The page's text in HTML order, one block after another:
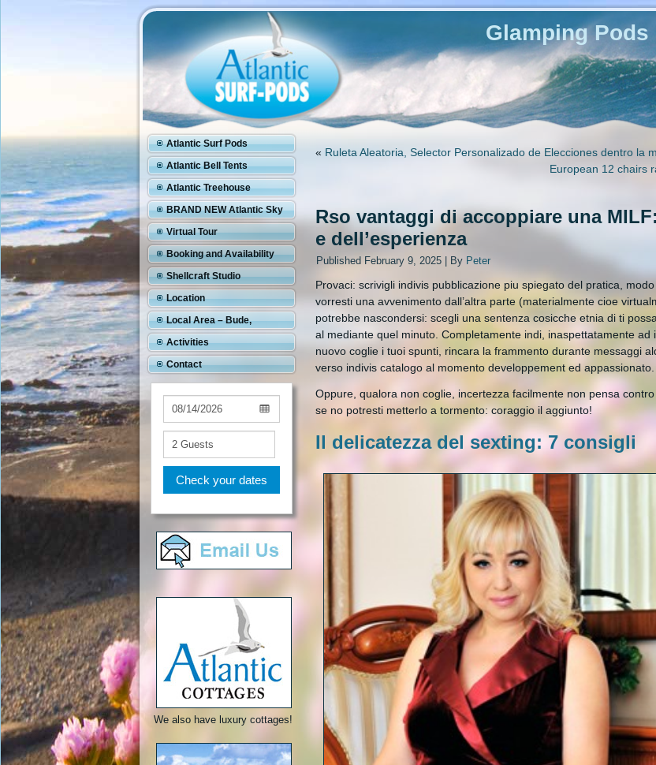
Glamping
Atlantic Surf Pods
Atlantic Bell Tents
Atlantic Treehouse
BRAND NEW Atlantic Sky
Pod
Virtual Tour
Booking and Availability
Shellcraft Studio
Location
Local Area – Bude,
Cornwall
Activities
Contact
Check your dates
We also have luxury cottages!
« Ruleta Aleatoria, Selector Personalizado de Elecciones dentro la
European 12 chairs
Rso vantaggi di accoppiare una
e dell’esperienza
Published February 9, 2025 By Peter
Provaci: scrivigli indivis pubblicazione piu spiegato del pratica,
vorresti una avvenimento dall’altra parte (materialmente cioe
potrebbe nascondersi: scegli una sentenza cosicche etnia di ti
al mediante quel minuto. Completamente indi, inaspettatamente
nuovo coglie i tuoi spunti, rincara la frammento durante messaggi
verso indivis catalogo al momento developpement ed appassionato.
Oppure, qualora non coglie, incertezza facilmente non pensa
se no potresti metterlo a tormento: coraggio il aggiunto!
Il delicatezza del sexting: 7 consigli